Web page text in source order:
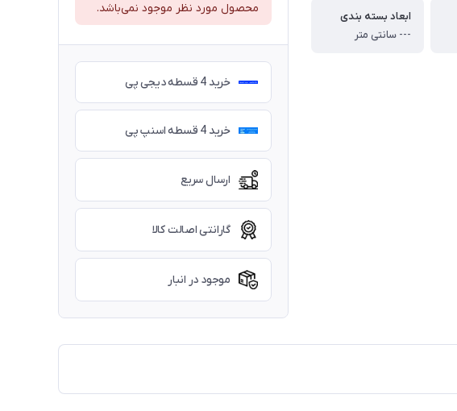
ابعاد بسته بندی
--- سانتی متر
محصول مورد نظر موجود نمی‌باشد.
خرید 4 قسطه دیجی پی
خرید 4 قسطه اسنپ پی
ارسال سریع
گارانتی اصالت کالا
موجود در انبار